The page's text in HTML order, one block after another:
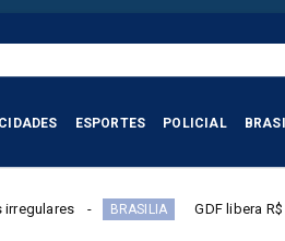
ESPORTES POLICIAL
GDF libera R$ 42,1 milhões para